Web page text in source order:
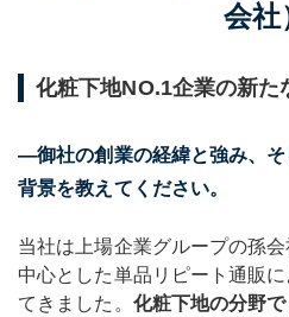
会社
化粧下地NO.1企業の新た
―御社の創業の経緯と強み、
背景を教えてください。
当社は上場企業グループの孫
中心とした単品リピート通販
てきました。 化粧下地の分野